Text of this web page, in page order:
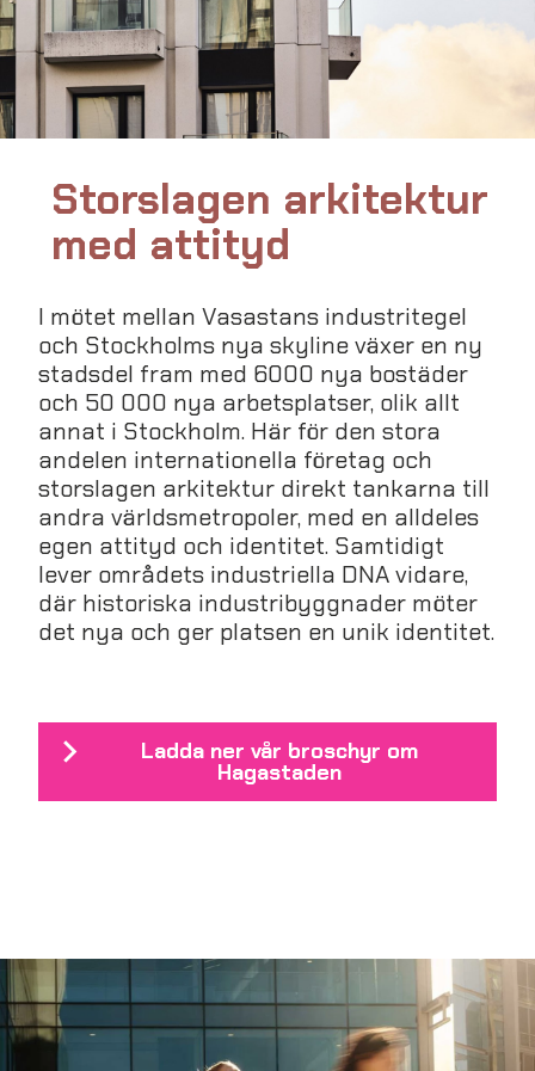
Storslagen arkitektur
med attityd
I mötet mellan Vasastans industritegel
och Stockholms nya skyline växer en ny
stadsdel fram med 6000 nya bostäder
och 50 000 nya arbetsplatser, olik allt
annat i Stockholm. Här för den stora
andelen internationella företag och
storslagen arkitektur direkt tankarna till
andra världsmetropoler, med en alldeles
egen attityd och identitet. Samtidigt
lever områdets industriella DNA vidare,
där historiska industribyggnader möter
det nya och ger platsen en unik identitet.
Ladda ner vår broschyr om
Hagastaden